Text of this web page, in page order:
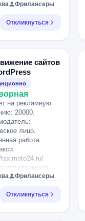
Наш сайт
Фрилансеры
Откликнуться
сайтов
на рекламную
20000.
лицо.
работа.
стоимость
сайта в
системе по
словам.
Фрилансеры
Откликнуться